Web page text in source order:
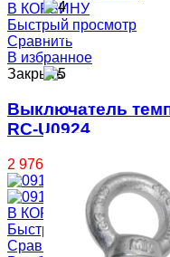
Стропы
Рым-болты
В КОРЗИНУ
Быстрый просмотр
Сравнить
В избранное
Закрыть
Выключатель
RC-U0924
2 976.00
В КОРЗИНУ
Быстрый просмотр
Сравнить